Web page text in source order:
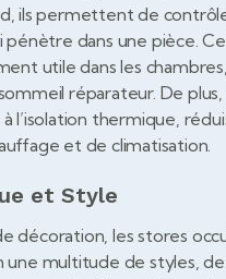
ils permettent de
pénètre dans une pièce.
utile dans les
réparateur. De
l’isolation thermique,
et de climatisation.
et Style
décoration, les stores
une multitude de styles,